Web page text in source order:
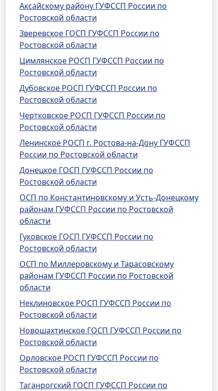
Аксайскому району ГУФССП России по
Ростовской области
Зверевское ГОСП ГУФССП России по
Ростовской области
Цимлянское РОСП ГУФССП России по
Ростовской области
Дубовское РОСП ГУФССП России по
Ростовской области
Чертковское РОСП ГУФССП России по
Ростовской области
Ленинское РОСП г. Ростова-на-Дону ГУФССП
России по Ростовской области
Донецкое ГОСП ГУФССП России по
Ростовской области
ОСП по Константиновскому и Усть-Донецкому
районам ГУФССП России по Ростовской
области
Гуковское ГОСП ГУФССП России по
Ростовской области
ОСП по Миллеровскому и Тарасовскому
районам ГУФССП России по Ростовской
области
Неклиновское РОСП ГУФССП России по
Ростовской области
Новошахтинское ГОСП ГУФССП России по
Ростовской области
Орловское РОСП ГУФССП России по
Ростовской области
Таганрогский ГОСП ГУФССП России по